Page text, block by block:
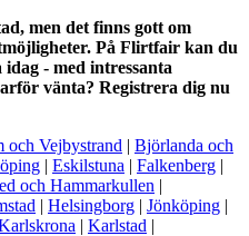
men det finns gott om
På Flirtfair kan du
- med intressanta
vänta? Registrera dig nu
och Vejbystrand | Björlanda och
| Eskilstuna | Falkenberg |
och Hammarkullen |
| Helsingborg | Jönköping |
| Karlstad |